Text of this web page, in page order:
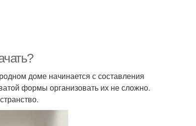
доме начинается с составления
формы организовать их не сложно.